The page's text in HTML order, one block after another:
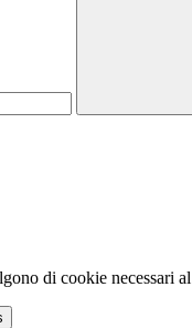
di cookie necessari